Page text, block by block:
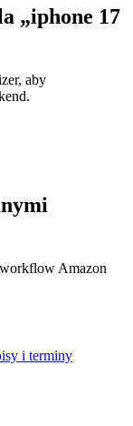
„iphone 17
aby
workflow Amazon
i terminy